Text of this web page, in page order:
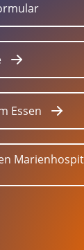
Essen